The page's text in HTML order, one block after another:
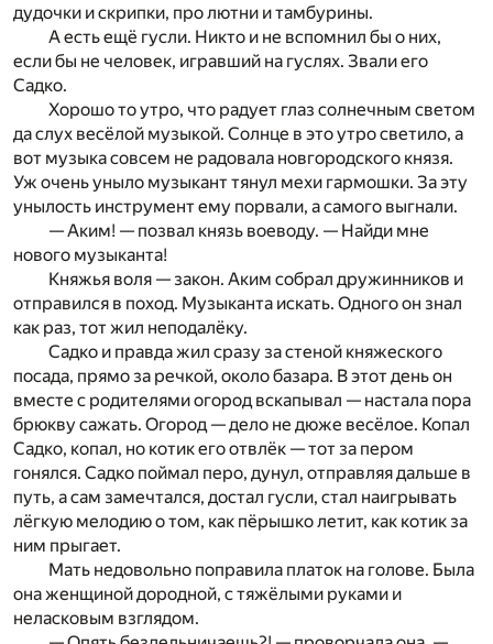
дудочки и скрипки, про лютни и тамбурины.
А есть ещё гусли. Никто и не вспомнил бы о них,
если бы не человек, игравший на гуслях. Звали его
Садко.
Хорошо то утро, что радует глаз солнечным светом
да слух весёлой музыкой. Солнце в это утро светило, а
вот музыка совсем не радовала новгородского князя.
Уж очень уныло музыкант тянул мехи гармошки. За эту
унылость инструмент ему порвали, а самого выгнали.
— Аким! — позвал князь воеводу. — Найди мне
нового музыканта!
Княжья воля — закон. Аким собрал дружинников и
отправился в поход. Музыканта искать. Одного он знал
как раз, тот жил неподалёку.
Садко и правда жил сразу за стеной княжеского
посада, прямо за речкой, около базара. В этот день он
вместе с родителями огород вскапывал — настала пора
брюкву сажать. Огород — дело не дюже весёлое. Копал
Садко, копал, но котик его отвлёк — тот за пером
гонялся. Садко поймал перо, дунул, отправляя дальше в
путь, а сам замечтался, достал гусли, стал наигрывать
лёгкую мелодию о том, как пёрышко летит, как котик за
ним прыгает.
Мать недовольно поправила платок на голове. Была
она женщиной дородной, с тяжёлыми руками и
неласковым взглядом.